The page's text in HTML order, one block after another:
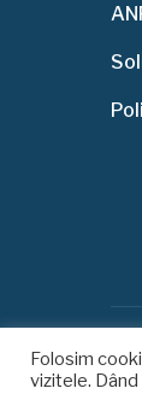
Folosim
vizitele.